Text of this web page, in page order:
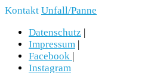
Kontakt Unfall/Panne
Datenschutz |
Impressum |
Facebook |
Instagram